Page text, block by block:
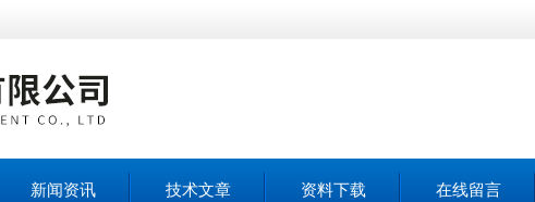
新闻资讯 技术文章 资料下载 在线留言